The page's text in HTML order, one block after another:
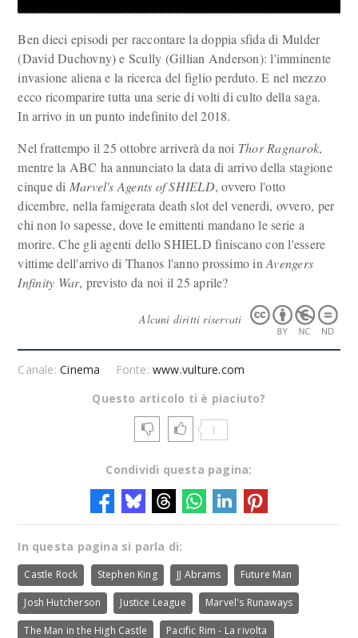
Ben dieci episodi per raccontare la doppia sfida di Mulder
(David Duchovny) e Scully (Gillian Anderson): l'imminente
invasione aliena e la ricerca del figlio perduto. E nel mezzo
ecco ricomparire tutta una serie di volti di culto della saga.
In arrivo in un punto indefinito del 2018.
Nel frattempo il 25 ottobre arriverà da noi Thor Ragnarok,
mentre la ABC ha annunciato la data di arrivo della stagione
cinque di Marvel's Agents of SHIELD, ovvero l'otto
dicembre, nella famigerata death slot del venerdi, ovvero, per
chi non lo sapesse, dove le emittenti mandano le serie a
morire. Che gli agenti dello SHIELD finiscano con l'essere
vittime dell'arrivo di Thanos l'anno prossimo inAvengers
Infinity War, previsto da noi il 25 aprile?
Alcuni diritti riservati
Canale:Cinema Fonte:www.vulture.com
Questo articolo ti è piaciuto?
1
Condividi questa pagina:
In questa pagina si parla di:
Castle Rock Stephen King JJ Abrams Future Man
Josh Hutcherson Justice League Marvel's Runaways
The Man in the High Castle Pacific Rim - La rivolta